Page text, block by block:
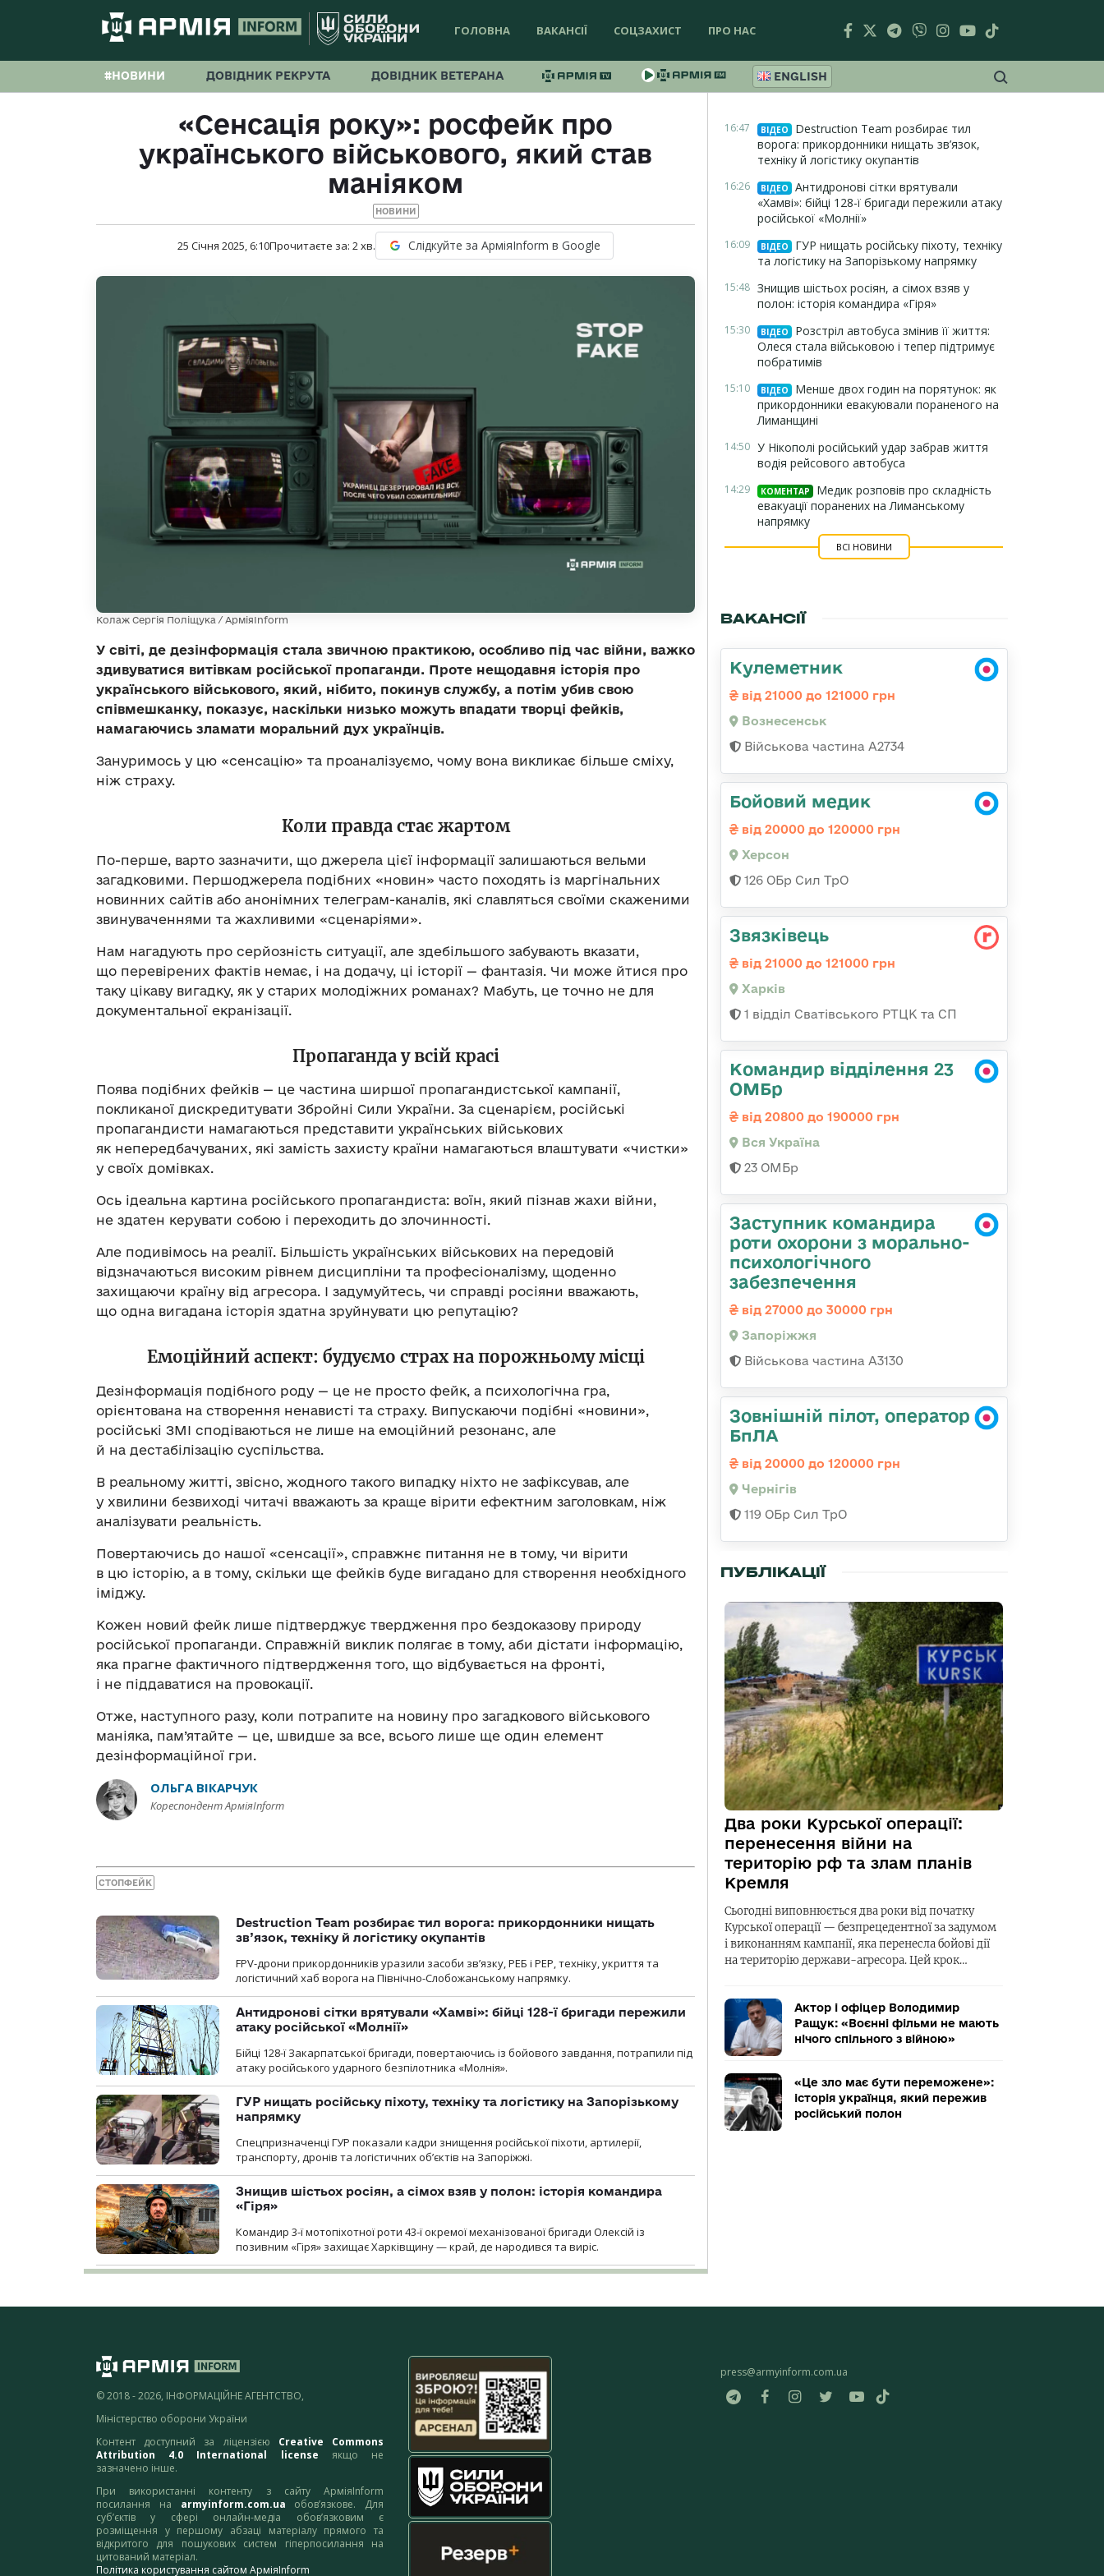
ГОЛОВНА ВАКАНСІЇ СОЦЗАХИСТ ПРО НАС
#НОВИНИ ДОВІДНИК РЕКРУТА ДОВІДНИК ВЕТЕРАНА ENGLISH
«Сенсація року»: росфейк про
українського військового, який став
маніяком
НОВИНИ
25 Січня 2025, 6:10Прочитаєте за: 2хв. Слідкуйте за АрміяInform в Google
Колаж Сергія Поліщука / АрміяInform
У світі, де дезінформація стала звичною практикою, особливо під час війни, важко
здивуватися витівкам російської пропаганди. Проте нещодавня історія про
українського військового, який, нібито, покинув службу, а потім убив свою
співмешканку, показує, наскільки низько можуть впадати творці фейків,
намагаючись зламати моральний дух українців.
Зануримось у цю «сенсацію» та проаналізуємо, чому вона викликає більше сміху,
ніж страху.
Коли правда стає жартом
По-перше, варто зазначити, що джерела цієї інформації залишаються вельми
загадковими. Першоджерела подібних «новин» часто походять із маргінальних
новинних сайтів або анонімних телеграм-каналів, які славляться своїми скаженими
звинуваченнями та жахливими «сценаріями».
Нам нагадують про серйозність ситуації, але здебільшого забувають вказати,
що перевірених фактів немає, і на додачу, ці історії — фантазія. Чи може йтися про
таку цікаву вигадку, як у старих молодіжних романах? Мабуть, це точно не для
документальної екранізації.
Пропаганда у всій красі
Поява подібних фейків — це частина ширшої пропагандистської кампанії,
покликаної дискредитувати Збройні Сили України. За сценарієм, російські
пропагандисти намагаються представити українських військових
як непередбачуваних, які замість захисту країни намагаються влаштувати «чистки»
у своїх домівках.
Ось ідеальна картина російського пропагандиста: воїн, який пізнав жахи війни,
не здатен керувати собою і переходить до злочинності.
Але подивімось на реалії. Більшість українських військових на передовій
відзначаються високим рівнем дисципліни та професіоналізму, щоденно
захищаючи країну від агресора. І задумуйтесь, чи справді росіяни вважають,
що одна вигадана історія здатна зруйнувати цю репутацію?
Емоційний аспект: будуємо страх на порожньому місці
Дезінформація подібного роду — це не просто фейк, а психологічна гра,
орієнтована на створення ненависті та страху. Випускаючи подібні «новини»,
російські ЗМІ сподіваються не лише на емоційний резонанс, але
й на дестабілізацію суспільства.
В реальному житті, звісно, жодного такого випадку ніхто не зафіксував, але
у хвилини безвиході читачі вважають за краще вірити ефектним заголовкам, ніж
аналізувати реальність.
Повертаючись до нашої «сенсації», справжнє питання не в тому, чи вірити
в цю історію, а в тому, скільки ще фейків буде вигадано для створення необхідного
іміджу.
Кожен новий фейк лише підтверджує твердження про бездоказову природу
російської пропаганди. Справжній виклик полягає в тому, аби дістати інформацію,
яка прагне фактичного підтвердження того, що відбувається на фронті,
і не піддаватися на провокації.
Отже, наступного разу, коли потрапите на новину про загадкового військового
маніяка, пам’ятайте — це, швидше за все, всього лише ще один елемент
дезінформаційної гри.
ОЛЬГА ВІКАРЧУК
Кореспондент АрміяInform
СТОПФЕЙК
Destruction Team розбирає тил ворога: прикордонники нищать
зв’язок, техніку й логістику окупантів
FPV-дрони прикордонників уразили засоби зв’язку, РЕБ і РЕР, техніку, укриття та
логістичний хаб ворога на Північно-Слобожанському напрямку.
Антидронові сітки врятували «Хамві»: бійці 128-ї бригади пережили
атаку російської «Молнії»
Бійці 128-ї Закарпатської бригади, повертаючись із бойового завдання, потрапили під
атаку російського ударного безпілотника «Молнія».
ГУР нищать російську піхоту, техніку та логістику на Запорізькому
напрямку
Спецпризначенці ГУР показали кадри знищення російської піхоти, артилерії,
транспорту, дронів та логістичних об’єктів на Запоріжжі.
Знищив шістьох росіян, а сімох взяв у полон: історія командира
«Гіря»
Командир 3-ї мотопіхотної роти 43-ї окремої механізованої бригади Олексій із
позивним «Гіря» захищає Харківщину — край, де народився та виріс.
16:47 ВІДЕО
Destruction Team розбирає тил
ворога: прикордонники нищать зв’язок,
техніку й логістику окупантів
16:26 ВІДЕО
Антидронові сітки врятували
«Хамві»: бійці 128-ї бригади пережили атаку
російської «Молнії»
16:09 ВІДЕО
ГУР нищать російську піхоту, техніку
та логістику на Запорізькому напрямку
15:48 Знищив шістьох росіян, а сімох взяв у
полон: історія командира «Гіря»
15:30 ВІДЕО
Розстріл автобуса змінив її життя:
Олеся стала військовою і тепер підтримує
побратимів
15:10 ВІДЕО
Менше двох годин на порятунок: як
прикордонники евакуювали пораненого на
Лиманщині
14:50 У Нікополі російський удар забрав життя
водія рейсового автобуса
14:29 КОМЕНТАР
Медик розповів про складність
евакуації поранених на Лиманському
напрямку
ВСІ НОВИНИ
ВАКАНСІЇ
Кулеметник
від 21000 до 121000 грн
Вознесенськ
Військова частина А2734
Бойовий медик
від 20000 до 120000 грн
Херсон
126 ОБр Сил ТрО
Звязківець
від 21000 до 121000 грн
Харків
1 відділ Сватівського РТЦК та СП
Командир відділення 23
ОМБр
від 20800 до 190000 грн
Вся Україна
23 ОМБр
Заступник командира
роти охорони з морально-
психологічного
забезпечення
від 27000 до 30000 грн
Запоріжжя
Військова частина А3130
Зовнішній пілот, оператор
БпЛА
від 20000 до 120000 грн
Чернігів
119 ОБр Сил ТрО
ПУБЛІКАЦІЇ
Два роки Курської операції:
перенесення війни на
територію рф та злам планів
Кремля
Сьогодні виповнюється два роки від початку
Курської операції — безпрецедентної за задумом
і виконанням кампанії, яка перенесла бойові дії
на територію держави-агресора. Цей крок…
Актор і офіцер Володимир
Ращук: «Воєнні фільми не мають
нічого спільного з війною»
«Це зло має бути переможене»:
історія українця, який пережив
російський полон
© 2018 - 2026, ІНФОРМАЦІЙНЕ АГЕНТСТВО,
Міністерство оборони України
Контент доступний за ліцензією Creative Commons
Attribution 4.0 International license якщо не
зазначено інше.
При використанні контенту з сайту АрміяInform
посилання на armyinform.com.ua обов’язкове. Для
суб’єктів у сфері онлайн-медіа обов’язковим є
розміщення у першому абзаці матеріалу прямого та
відкритого для пошукових систем гіперпосилання на
цитований матеріал.
Політика користування сайтом АрміяInform
press@armyinform.com.ua